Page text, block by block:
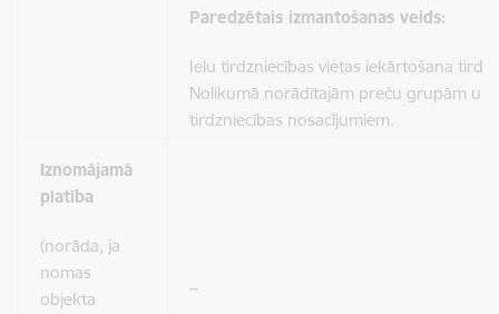
Paredzētais izmantošanas veids:
Ielu tirdzniecības vietas iekārtošana
Nolikumā norādītajām preču grupām un
tirdzniecības nosacījumiem.
Iznomājamā
platība
(norāda, ja
nomas
objekta
–